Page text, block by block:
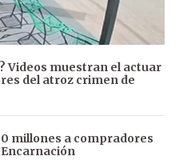
Videos muestran el actuar
del atroz crimen de
millones a compradores